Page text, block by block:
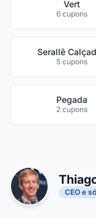
Vert
6 cupons
Serallê
5 cupons
Pegada
2 cupons
CEO e